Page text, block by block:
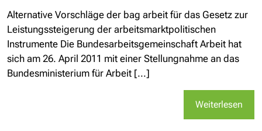
Alternative Vorschläge der bag arbeit für das Gesetz zur
Leistungssteigerung der arbeitsmarktpolitischen
Instrumente Die Bundesarbeitsgemeinschaft Arbeit hat
sich am 26. April 2011 mit einer Stellungnahme an das
Bundesministerium für Arbeit [...]
Weiterlesen